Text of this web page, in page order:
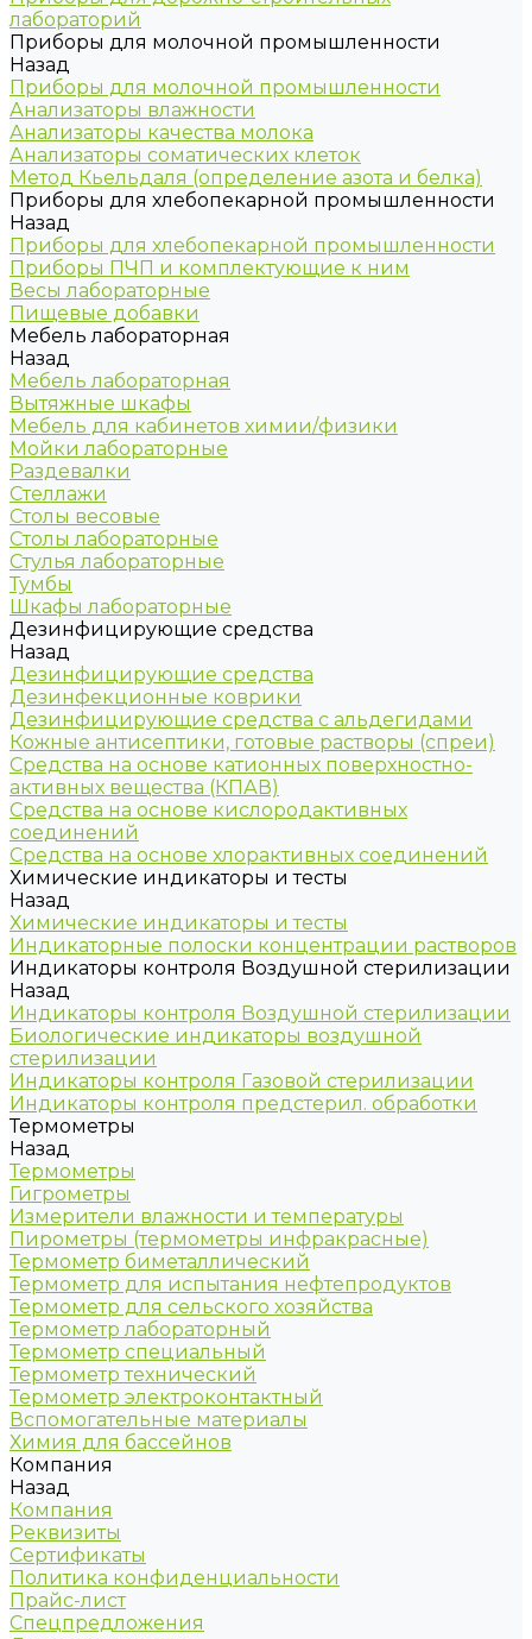
лабораторий
Приборы для молочной промышленности
Назад
Приборы для молочной промышленности
Анализаторы влажности
Анализаторы качества молока
Анализаторы соматических клеток
Метод Кьельдаля (определение азота и белка)
Приборы для хлебопекарной промышленности
Назад
Приборы для хлебопекарной промышленности
Приборы ПЧП и комплектующие к ним
Весы лабораторные
Пищевые добавки
Мебель лабораторная
Назад
Мебель лабораторная
Вытяжные шкафы
Мебель для кабинетов химии/физики
Мойки лабораторные
Раздевалки
Стеллажи
Столы весовые
Столы лабораторные
Стулья лабораторные
Тумбы
Шкафы лабораторные
Дезинфицирующие средства
Назад
Дезинфицирующие средства
Дезинфекционные коврики
Дезинфицирующие средства с альдегидами
Кожные антисептики, готовые растворы (спреи)
Средства на основе катионных поверхностно-
активных вещества (КПАВ)
Средства на основе кислородактивных
соединений
Средства на основе хлорактивных соединений
Химические индикаторы и тесты
Назад
Химические индикаторы и тесты
Индикаторные полоски концентрации растворов
Индикаторы контроля Воздушной стерилизации
Назад
Индикаторы контроля Воздушной стерилизации
Биологические индикаторы воздушной
стерилизации
Индикаторы контроля Газовой стерилизации
Индикаторы контроля предстерил. обработки
Термометры
Назад
Термометры
Гигрометры
Измерители влажности и температуры
Пирометры (термометры инфракрасные)
Термометр биметаллический
Термометр для испытания нефтепродуктов
Термометр для сельского хозяйства
Термометр лабораторный
Термометр специальный
Термометр технический
Термометр электроконтактный
Вспомогательные материалы
Химия для бассейнов
Компания
Назад
Компания
Реквизиты
Сертификаты
Политика конфиденциальности
Прайс-лист
Спецпредложения